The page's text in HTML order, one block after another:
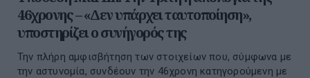
46χρονης – «Δεν υπάρχει ταυτοποίηση»,
υποστηρίζει ο συνήγορός της
Την πλήρη αμφισβήτηση των στοιχείων που, σύμφωνα με
την αστυνομία, συνδέουν την 46χρονη κατηγορούμενη με